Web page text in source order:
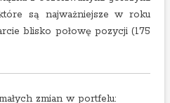
są najważniejsze w roku
blisko połowę pozycji (175
zmian w portfelu: